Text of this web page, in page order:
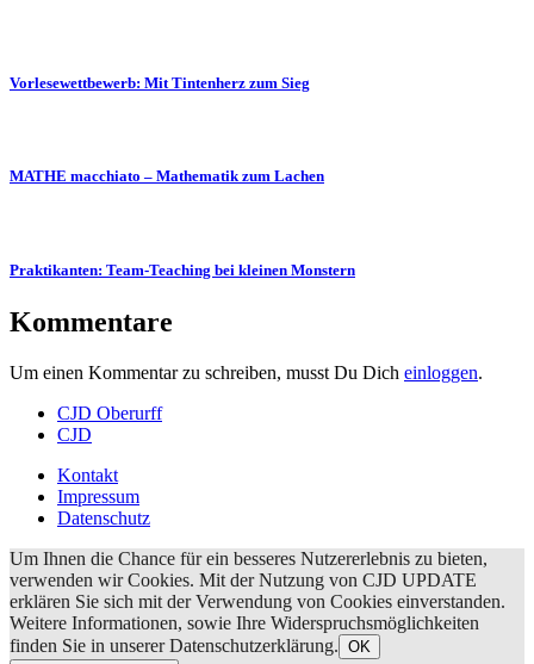
Vorlesewettbewerb: Mit Tintenherz zum Sieg
MATHE macchiato – Mathematik zum Lachen
Praktikanten: Team-Teaching bei kleinen Monstern
Kommentare
Um einen Kommentar zu schreiben, musst Du Dich einloggen.
CJD Oberurff
CJD
Kontakt
Impressum
Datenschutz
Um Ihnen die Chance für ein besseres Nutzererlebnis zu bieten,
verwenden wir Cookies. Mit der Nutzung von CJD UPDATE
erklären Sie sich mit der Verwendung von Cookies einverstanden.
Weitere Informationen, sowie Ihre Widerspruchsmöglichkeiten
finden Sie in unserer Datenschutzerklärung. OK